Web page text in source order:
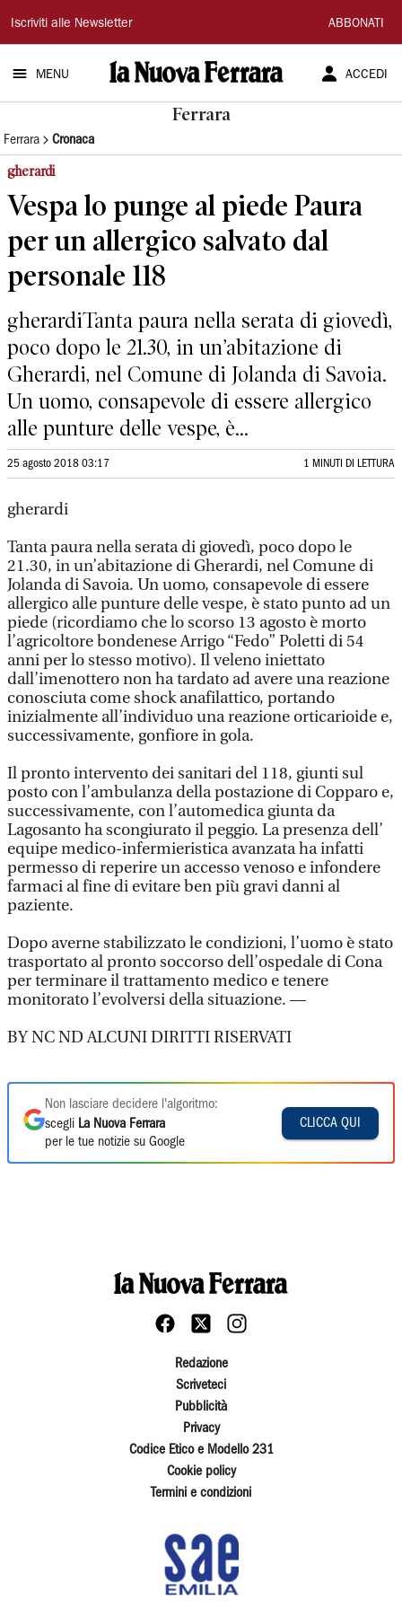
La
Nuova
Ferrara
Iscriviti alle Newsletter ABBONATI
MENU ACCEDI
Ferrara
Ferrara Cronaca
gherardi
Vespa lo punge al piede Paura
per un allergico salvato dal
personale 118
gherardiTanta paura nella serata di giovedì,
poco dopo le 21.30, in un’abitazione di
Gherardi, nel Comune di Jolanda di Savoia.
Un uomo, consapevole di essere allergico
alle punture delle vespe, è...
25 agosto 2018 03:17 1 MINUTI DI LETTURA
gherardi
Tanta paura nella serata di giovedì, poco dopo le
21.30, in un’abitazione di Gherardi, nel Comune di
Jolanda di Savoia. Un uomo, consapevole di essere
allergico alle punture delle vespe, è stato punto ad un
piede (ricordiamo che lo scorso 13 agosto è morto
l’agricoltore bondenese Arrigo “Fedo” Poletti di 54
anni per lo stesso motivo). Il veleno iniettato
dall’imenottero non ha tardato ad avere una reazione
conosciuta come shock anafilattico, portando
inizialmente all’individuo una reazione orticarioide e,
successivamente, gonfiore in gola.
Il pronto intervento dei sanitari del 118, giunti sul
posto con l’ambulanza della postazione di Copparo e,
successivamente, con l’automedica giunta da
Lagosanto ha scongiurato il peggio. La presenza dell’
equipe medico-infermieristica avanzata ha infatti
permesso di reperire un accesso venoso e infondere
farmaci al fine di evitare ben più gravi danni al
paziente.
Dopo averne stabilizzato le condizioni, l’uomo è stato
trasportato al pronto soccorso dell’ospedale di Cona
per terminare il trattamento medico e tenere
monitorato l’evolversi della situazione. —
BY NC ND ALCUNI DIRITTI RISERVATI
Non lasciare decidere l'algoritmo:
scegli La Nuova Ferrara
per le tue notizie su Google
CLICCA QUI
Redazione
Scriveteci
Pubblicità
Privacy
Codice Etico e Modello 231
Cookie policy
Termini e condizioni